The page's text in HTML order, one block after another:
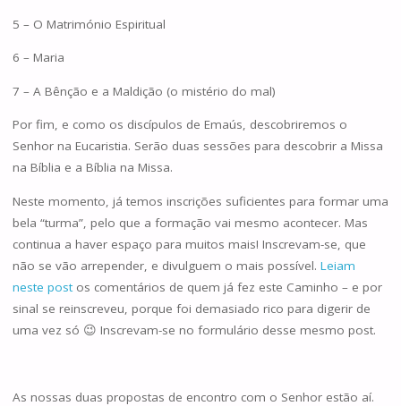
5 – O Matrimónio Espiritual
6 – Maria
7 – A Bênção e a Maldição (o mistério do mal)
Por fim, e como os discípulos de Emaús, descobriremos o
Senhor na Eucaristia. Serão duas sessões para descobrir a Missa
na Bíblia e a Bíblia na Missa.
Neste momento, já temos inscrições suficientes para formar uma
bela “turma”, pelo que a formação vai mesmo acontecer. Mas
continua a haver espaço para muitos mais! Inscrevam-se, que
não se vão arrepender, e divulguem o mais possível. Leiam
neste postos comentários de quem já fez este Caminho – e por
sinal se reinscreveu, porque foi demasiado rico para digerir de
uma vez só 😉 Inscrevam-se no formulário desse mesmo post.
As nossas duas propostas de encontro com o Senhor estão aí.